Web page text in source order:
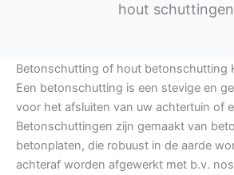
hout
Betonschutting of hout betonschutting
Een betonschutting is een stevige en
voor het afsluiten van uw achtertuin of
Betonschuttingen zijn gemaakt van
betonplaten, die robuust in de aarde
achteraf worden afgewerkt met b.v.